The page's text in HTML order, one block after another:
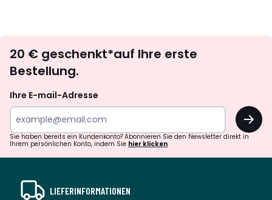
abonnieren
20 € geschenkt*auf Ihre erste
Bestellung.
Ihre E-mail-Adresse
OK
Sie haben bereits ein Kundenkonto? Abonnieren Sie den Newsletter direkt in
Ihrem persönlichen Konto, indem Sie hier klicken
LIEFERINFORMATIONEN